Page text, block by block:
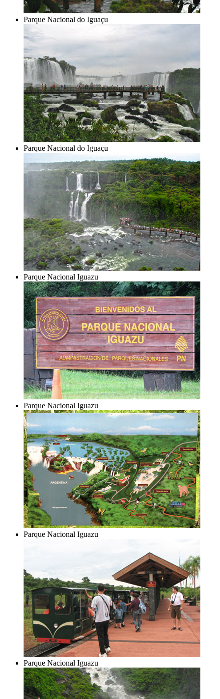
Parque Nacional do Iguaçu
Parque Nacional do Iguaçu
Parque Nacional Iguazu
Parque Nacional Iguazu
Parque Nacional Iguazu
Parque Nacional Iguazu